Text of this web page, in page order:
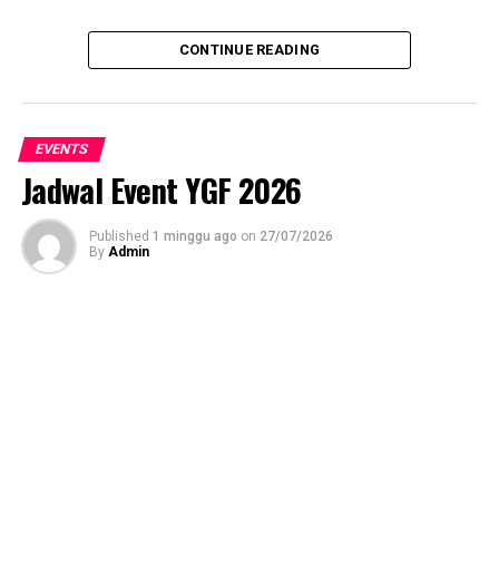
CONTINUE READING
EVENTS
Jadwal Event YGF 2026
Published 1 minggu ago on 27/07/2026
By Admin